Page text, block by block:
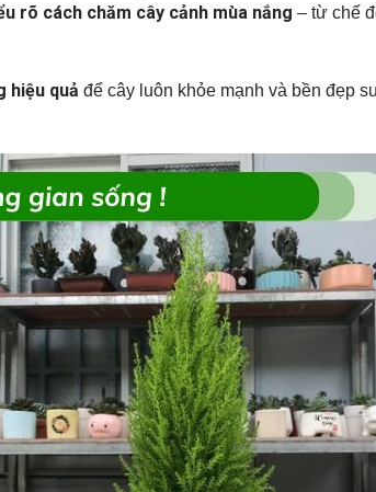
rõ cách chăm cây cảnh mùa nắng – từ chế
hiệu quả để cây luôn khỏe mạnh và bền đẹp